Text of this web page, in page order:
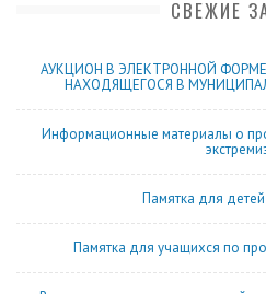
СВЕЖИЕ
АУКЦИОН В ЭЛЕКТРОННОЙ
НАХОДЯЩЕГОСЯ В
Информационные материалы о
Памятка для
Памятка для учащихся по